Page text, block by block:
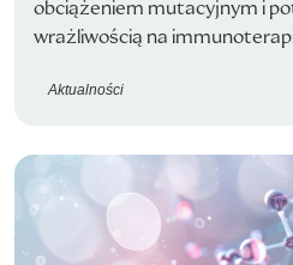
obciążeniem mutacyjnym i
wrażliwością na
Aktualności